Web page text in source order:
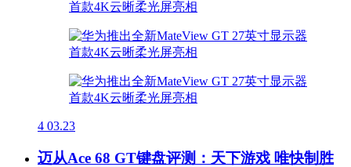
4 03.23
迈从Ace 68 GT键盘评测：天下游戏 唯快制胜